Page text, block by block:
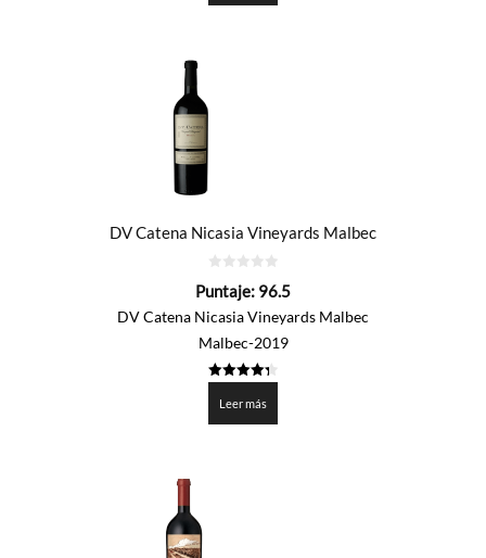
DV Catena Nicasia Vineyards Malbec
de
Puntaje: 96.5
DV Catena Nicasia Vineyards Malbec
Malbec-2019
de 5
Leer más